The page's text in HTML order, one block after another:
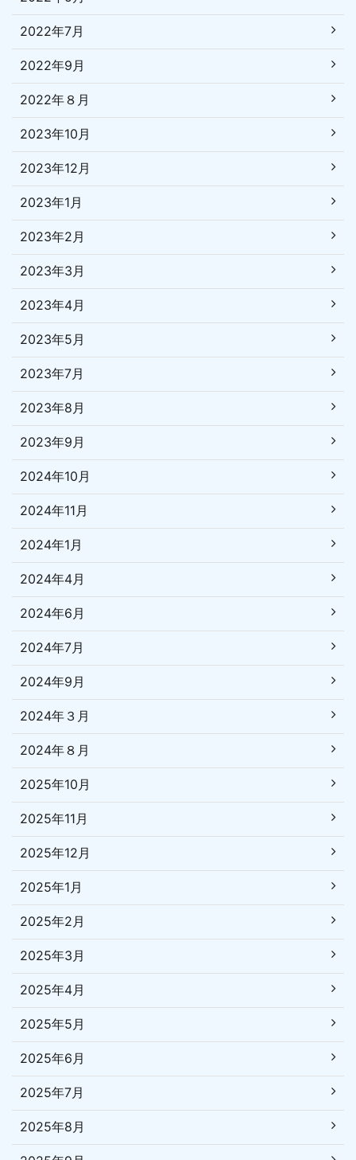
2022年7月
2022年9月
2022年８月
2023年10月
2023年12月
2023年1月
2023年2月
2023年3月
2023年4月
2023年5月
2023年7月
2023年8月
2023年9月
2024年10月
2024年11月
2024年1月
2024年4月
2024年6月
2024年7月
2024年9月
2024年３月
2024年８月
2025年10月
2025年11月
2025年12月
2025年1月
2025年2月
2025年3月
2025年4月
2025年5月
2025年6月
2025年7月
2025年8月